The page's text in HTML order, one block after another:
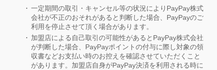
一定期間の取引・キャンセル等の状況によりPayPay株式
会社が不正のおそれがあると判断した場合、PayPayのご
利用を停止させて頂く場合があります。
加盟店による自己取引の可能性があるとPayPay株式会社
が判断した場合、PayPayポイントの付与に際し対象の領
収書などお支払い時のお控えを確認させていただくこと
があります。加盟店自身がPayPay決済を利用される時に